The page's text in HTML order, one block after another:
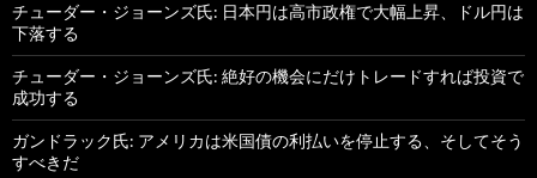
チューダー・ジョーンズ氏: 日本円は高市政権で大幅上昇、ドル円は
下落する
チューダー・ジョーンズ氏: 絶好の機会にだけトレードすれば投資で
成功する
ガンドラック氏: アメリカは米国債の利払いを停止する、そしてそう
すべきだ